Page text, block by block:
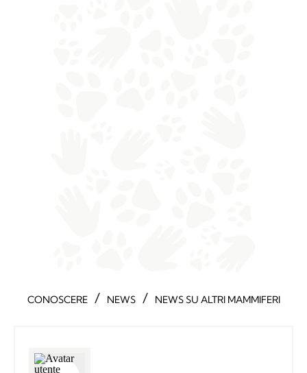
CONOSCERE / NEWS / NEWS SU ALTRI MAMMIFERI